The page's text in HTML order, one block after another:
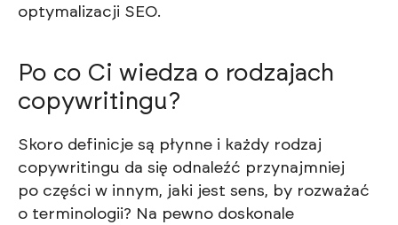
optymalizacji SEO.
Po co Ci wiedza o rodzajach
copywritingu?
Skoro definicje są płynne i każdy rodzaj
copywritingu da się odnaleźć przynajmniej
po części w innym, jaki jest sens, by rozważać
o terminologii? Na pewno doskonale